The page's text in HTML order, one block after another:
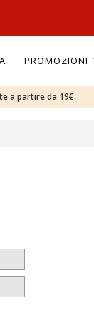
PROMOZIONI
a partire da 19€.